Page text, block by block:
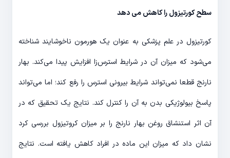
سطح کورتیزول را کاهش می ‌دهد
کورتیزول در علم پزشکی به عنوان یک هورمون ناخوشایند شناخته
می‌شود که میزان آن در شرایط استرس‌زا افزایش پیدا می‌کند. بهار
نارنج قطعا نمی‌تواند شرایط بیرونی استرس را رفع کند؛ اما می‌تواند
پاسخ بیولوژیکی بدن به آن را کنترل کند. نتایج یک تحقیق که در
آن اثر استنشاق روغن بهار نارنج را بر میزان کروتیزول بررسی کرد
نشان داد که میزان این ماده در افراد کاهش یافته است. نتایج